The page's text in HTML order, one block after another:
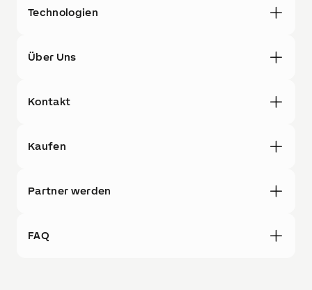
Technologien
Über Uns
Kontakt
Kaufen
Partner werden
FAQ